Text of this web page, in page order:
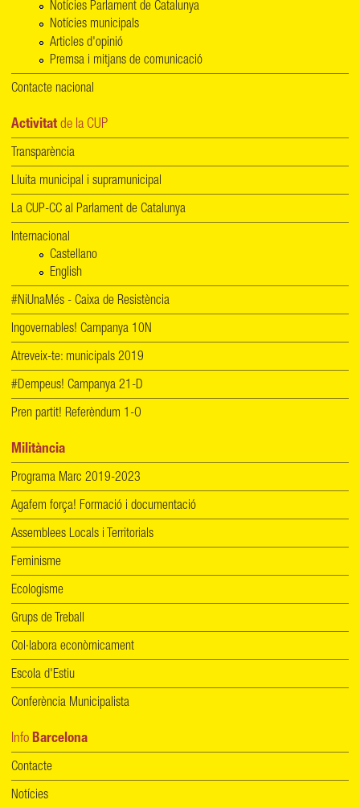
Notícies Parlament de Catalunya
Notícies municipals
Articles d'opinió
Premsa i mitjans de comunicació
Contacte nacional
Activitat de la CUP
Transparència
Lluita municipal i supramunicipal
La CUP-CC al Parlament de Catalunya
Internacional
Castellano
English
#NiUnaMés - Caixa de Resistència
Ingovernables! Campanya 10N
Atreveix-te: municipals 2019
#Dempeus! Campanya 21-D
Pren partit! Referèndum 1-O
Militància
Programa Marc 2019-2023
Agafem força! Formació i documentació
Assemblees Locals i Territorials
Feminisme
Ecologisme
Grups de Treball
Col·labora econòmicament
Escola d'Estiu
Conferència Municipalista
Info Barcelona
Contacte
Notícies